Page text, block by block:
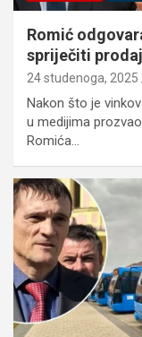
Romić
spriječiti
24 studenoga, 2025
Nakon što je
u medijima
Romića…